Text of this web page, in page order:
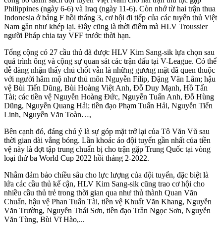
Philippines (ngày 6-6) và Iraq (ngày 11-6). Còn nhớ từ hai trận thua
Indonesia ở bảng F hồi tháng 3, cơ hội đi tiếp của các tuyển thủ Việt
Nam gần như khép lại. Đây cũng là thời điểm mà HLV Troussier
người Pháp chia tay VFF trước thời hạn.
Tổng cộng có 27 cầu thủ đã được HLV Kim Sang-sik lựa chọn sau
quá trình ông và cộng sự quan sát các trận đấu tại V-League. Có thể
dễ dàng nhận thấy chủ chốt vẫn là những gương mặt đã quen thuộc
với người hâm mộ như thủ môn Nguyễn Filip, Đặng Văn Lâm; hậu
vệ Bùi Tiến Dũng, Bùi Hoàng Việt Anh, Đỗ Duy Mạnh, Hồ Tấn
Tài; các tiền vệ Nguyễn Hoàng Đức, Nguyễn Tuấn Anh, Đỗ Hùng
Dũng, Nguyễn Quang Hải; tiền đạo Phạm Tuấn Hải, Nguyễn Tiến
Linh, Nguyễn Văn Toàn…,
Bên cạnh đó, đáng chú ý là sự góp mặt trở lại của Tô Văn Vũ sau
thời gian dài vắng bóng. Lần khoác áo đội tuyển gần nhất của tiền
vệ này là đợt tập trung chuẩn bị cho trận gặp Trung Quốc tại vòng
loại thứ ba World Cup 2022 hồi tháng 2-2022.
Nhằm đảm bảo chiều sâu cho lực lượng của đội tuyển, đặc biệt là
lứa các cầu thủ kế cận, HLV Kim Sang-sik cũng trao cơ hội cho
nhiều cầu thủ trẻ trong thời gian qua như thủ thành Quan Văn
Chuẩn, hậu vệ Phan Tuấn Tài, tiền vệ Khuất Văn Khang, Nguyễn
Văn Trường, Nguyễn Thái Sơn, tiền đạo Trần Ngọc Sơn, Nguyễn
Văn Tùng, Bùi Vĩ Hào,...